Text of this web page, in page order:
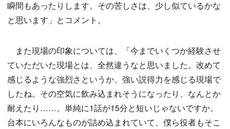
瞬間もあったりします。その苦しさは、少し似ているかな
と思います」とコメント。
また現場の印象については、「今までいくつか経験させ
ていただいた現場とは、全然違うなと思いました。改めて
感じるような強烈さというか、強い説得力を感じる現場で
したね。その空気に飲み込まれそうになったり、なんとか
耐えたり……。単純に1話が15分と短いじゃないですか。
台本にいろんなものが詰め込まれていて、僕ら役者もそこ